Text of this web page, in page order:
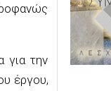
για την
έργου,